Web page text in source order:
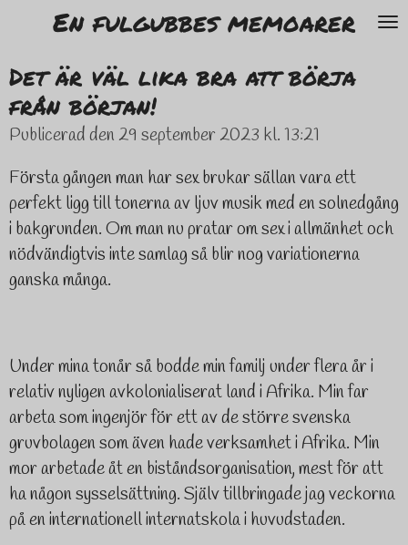
Hoppa
huvudinnehållet
En fulgubbes memoarer
Det är väl lika bra att börja
från början!
Publicerad den 29 september 2023 kl. 13:21
Första gången man har sex brukar sällan vara ett
perfekt ligg till tonerna av ljuv musik med en solnedgång
i bakgrunden. Om man nu pratar om sex i allmänhet och
nödvändigtvis inte samlag så blir nog variationerna
ganska många.
Under mina tonår så bodde min familj under flera år i
relativ nyligen avkolonialiserat land i Afrika. Min far
arbeta som ingenjör för ett av de större svenska
gruvbolagen som även hade verksamhet i Afrika. Min
mor arbetade åt en biståndsorganisation, mest för att
ha någon sysselsättning. Själv tillbringade jag veckorna
på en internationell internatskola i huvudstaden.